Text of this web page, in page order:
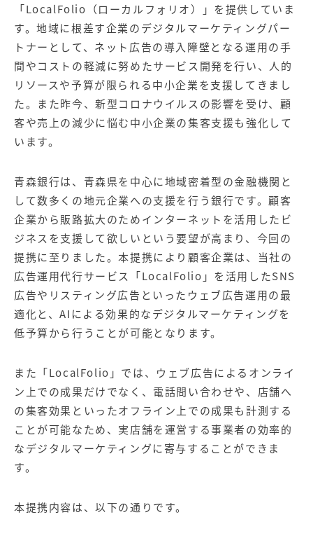
「LocalFolio（ローカルフォリオ）」を提供していま
す。地域に根差す企業のデジタルマーケティングパー
トナーとして、ネット広告の導入障壁となる運用の手
間やコストの軽減に努めたサービス開発を行い、人的
リソースや予算が限られる中小企業を支援してきまし
た。また昨今、新型コロナウイルスの影響を受け、顧
客や売上の減少に悩む中小企業の集客支援も強化して
います。
青森銀行は、青森県を中心に地域密着型の金融機関と
して数多くの地元企業への支援を行う銀行です。顧客
企業から販路拡大のためインターネットを活用したビ
ジネスを支援して欲しいという要望が高まり、今回の
提携に至りました。本提携により顧客企業は、当社の
広告運用代行サービス「LocalFolio」を活用したSNS
広告やリスティング広告といったウェブ広告運用の最
適化と、AIによる効果的なデジタルマーケティングを
低予算から行うことが可能となります。
また「LocalFolio」では、ウェブ広告によるオンライ
ン上での成果だけでなく、電話問い合わせや、店舗へ
の集客効果といったオフライン上での成果も計測する
ことが可能なため、実店舗を運営する事業者の効率的
なデジタルマーケティングに寄与することができま
す。
本提携内容は、以下の通りです。